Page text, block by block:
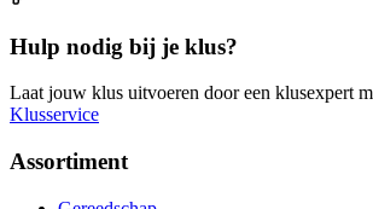
Hulp nodig bij je klus?
Laat jouw klus uitvoeren door een klusexpert
Klusservice
Assortiment